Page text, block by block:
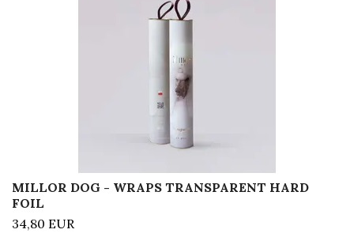
MILLOR DOG - WRAPS TRANSPARENT HARD
FOIL
34,80 EUR